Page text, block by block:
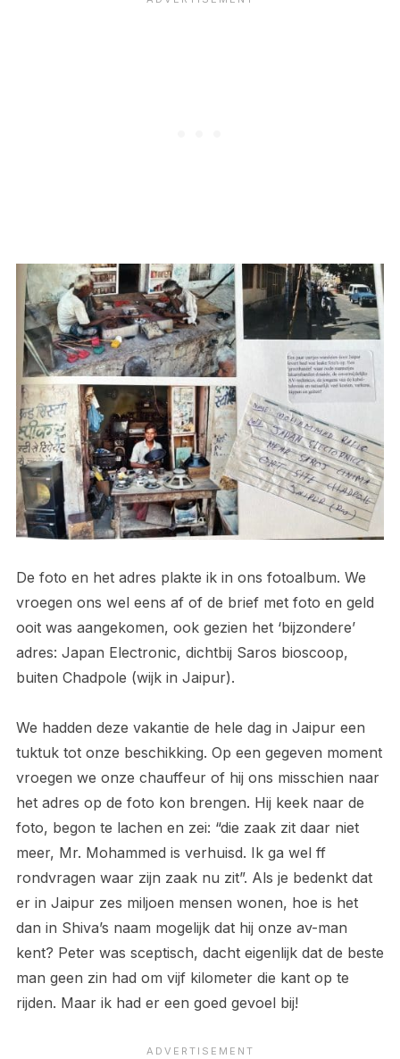
De foto en het adres plakte ik in ons fotoalbum. We
vroegen ons wel eens af of de brief met foto en geld
ooit was aangekomen, ook gezien het ‘bijzondere’
adres: Japan Electronic, dichtbij Saros bioscoop,
buiten Chadpole (wijk in Jaipur).
We hadden deze vakantie de hele dag in Jaipur een
tuktuk tot onze beschikking. Op een gegeven moment
vroegen we onze chauffeur of hij ons misschien naar
het adres op de foto kon brengen. Hij keek naar de
foto, begon te lachen en zei: “die zaak zit daar niet
meer, Mr. Mohammed is verhuisd. Ik ga wel ff
rondvragen waar zijn zaak nu zit”. Als je bedenkt dat
er in Jaipur zes miljoen mensen wonen, hoe is het
dan in Shiva’s naam mogelijk dat hij onze av-man
kent? Peter was sceptisch, dacht eigenlijk dat de beste
man geen zin had om vijf kilometer die kant op te
rijden. Maar ik had er een goed gevoel bij!